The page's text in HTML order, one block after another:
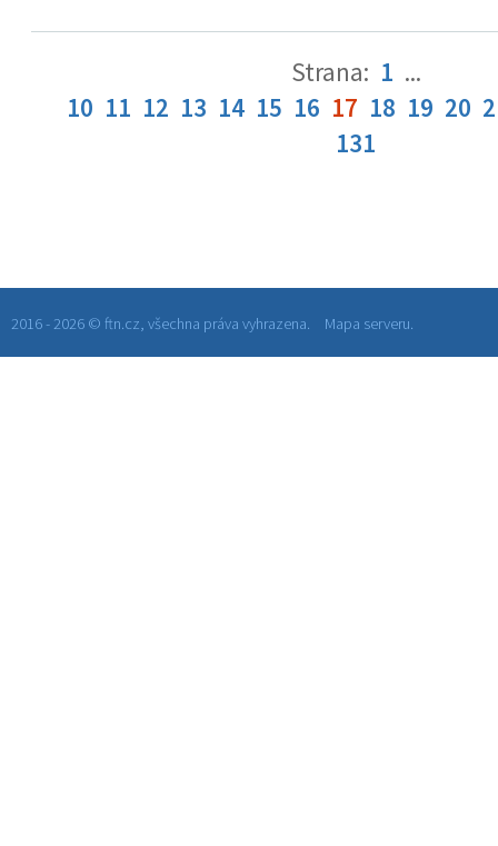
Strana: 1 ...
10 11 12 13 14 15 16 17 18 19 20
131
2016 - 2026 © ftn.cz, všechna práva vyhrazena. Mapa serveru.